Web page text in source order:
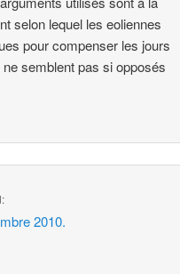
selon lequel les eoliennes
pour compenser les jours
semblent pas si opposés
2010.